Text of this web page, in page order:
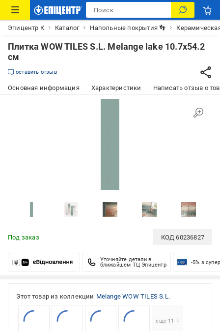
Эпицентр К Каталог Напольные покрытия 👣
Плитка WOW TILES S.L. Melange lake 10.7x54.2
см
оставить отзыв
Основная информация Характеристики Написать отзыв о
Под заказ КОД60236827
Уточняйте детали в
ближайшем ТЦ Эпицентр
-5% з
Этот товар из коллекции Melange WOW TILES S.L.
еще 11